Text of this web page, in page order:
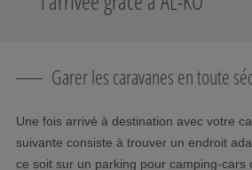
Garer les caravanes en toute
Une fois arrivé à destination avec votre
suivante consiste à trouver un endroit
ce soit sur un parking pour camping-cars